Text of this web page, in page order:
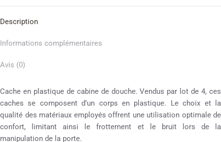
Description
Informations complémentaires
Avis (0)
Cache en plastique de cabine de douche. Vendus par lot de 4, ces
caches se composent d’un corps en plastique. Le choix et la
qualité des matériaux employés offrent une utilisation optimale de
confort, limitant ainsi le frottement et le bruit lors de la
manipulation de la porte.